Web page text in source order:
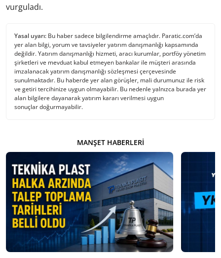
vurguladı.
Yasal uyarı: Bu haber sadece bilgilendirme amaçlıdır. Paratic.com’da
yer alan bilgi, yorum ve tavsiyeler yatırım danışmanlığı kapsamında
değildir. Yatırım danışmanlığı hizmeti, aracı kurumlar, portföy yönetim
şirketleri ve mevduat kabul etmeyen bankalar ile müşteri arasında
imzalanacak yatırım danışmanlığı sözleşmesi çerçevesinde
sunulmaktadır. Bu haberde yer alan görüşler, mali durumunuz ile risk
ve getiri tercihinize uygun olmayabilir. Bu nedenle yalnızca burada yer
alan bilgilere dayanarak yatırım kararı verilmesi uygun
sonuçlar doğurmayabilir.
MANŞET HABERLERI